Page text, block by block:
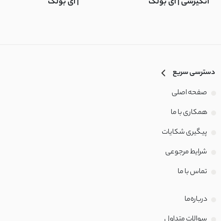
دسترسی سریع
صفحه اصلی
همکاری با ما
پیگیری شکایات
شرایط مرجوعی
تماس با‌ ما
درباره‌ما